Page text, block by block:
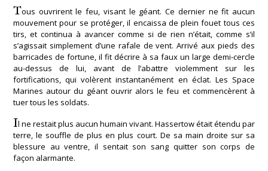
Tous ouvrirent le feu, visant le géant. Ce dernier ne fit aucun
mouvement pour se protéger, il encaissa de plein fouet tous ces
tirs, et continua à avancer comme si de rien n’était, comme s’il
s’agissait simplement d’une rafale de vent. Arrivé aux pieds des
barricades de fortune, il fit décrire à sa faux un large demi-cercle
au-dessus de lui, avant de l’abattre violemment sur les
fortifications, qui volèrent instantanément en éclat. Les Space
Marines autour du géant ouvrir alors le feu et commencèrent à
tuer tous les soldats.
Il ne restait plus aucun humain vivant. Hassertow était étendu par
terre, le souffle de plus en plus court. De sa main droite sur sa
blessure au ventre, il sentait son sang quitter son corps de
façon alarmante.